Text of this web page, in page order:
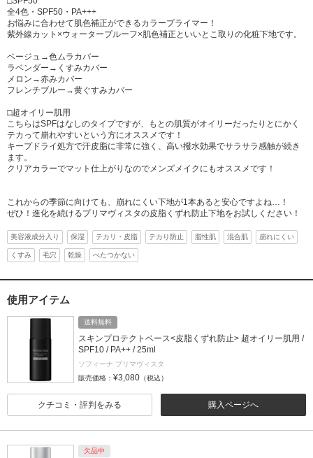
全4色・SPF50・PA+++
お悩みに合わせて肌色補正ができるカラープライマー！
紫外線カット×ウォータープルーフ×肌色補正といいとこ取りの化粧下地です。
ベージュ→色ムラカバー
ラベンダー→くすみカバー
メロン→赤みカバー
フレンチブルー→黄ぐすみカバー
□超オイリー肌用
こちらはSPFはなしのタイプですが、もとの肌質がオイリーだったりとにかく
テカって崩れやすいという方にオススメです！
キープドライ処方で汗皮脂に非常に強く、高い撥水効果でサラサラ感触が続き
ます。
クリアカラーでマット仕上がりなのでメンズメイクにもオススメです！
これからの季節に向けても、崩れにくい下地が1本あると安心ですよね…！
ぜひ！進化を続けるプリマヴィスタの皮脂くずれ防止下地をお試しください！
美容液成分入り 保湿 テカリ・皮脂 テカり防止 脂性肌 混合肌 崩れにくい
くすみ 毛穴 乾燥 べたつかない
使用アイテム
送料無料
スキンプロテクトベース<皮脂くずれ防止> 超オイリー肌用 /
SPF10 / PA++ / 25ml
ソフィーナ プリマヴィスタ
販売価格： ¥3,080 （税込）
購入ページへ
クチコミ・評判をみる
欠品中